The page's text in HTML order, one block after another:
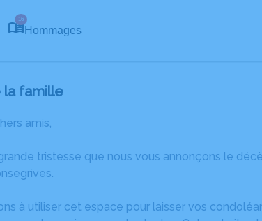
16
Hommages
la famille
amis,
tristesse que nous vous annonçons le
à utiliser cet espace pour laisser vos